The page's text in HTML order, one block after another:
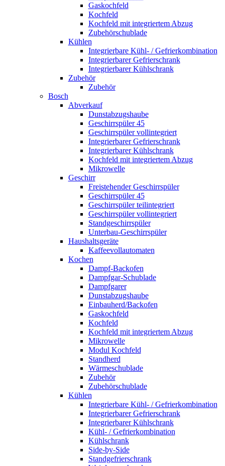
Gaskochfeld
Kochfeld
Kochfeld mit integriertem Abzug
Zubehörschublade
Kühlen
Integrierbare Kühl- / Gefrierkombination
Integrierbarer Gefrierschrank
Integrierbarer Kühlschrank
Zubehör
Zubehör
Bosch
Abverkauf
Dunstabzugshaube
Geschirrspüler 45
Geschirrspüler vollintegriert
Integrierbarer Gefrierschrank
Integrierbarer Kühlschrank
Kochfeld mit integriertem Abzug
Mikrowelle
Geschirr
Freistehender Geschirrspüler
Geschirrspüler 45
Geschirrspüler teilintegriert
Geschirrspüler vollintegriert
Standgeschirrspüler
Unterbau-Geschirrspüler
Haushaltsgeräte
Kaffeevollautomaten
Kochen
Dampf-Backofen
Dampfgar-Schublade
Dampfgarer
Dunstabzugshaube
Einbauherd/Backofen
Gaskochfeld
Kochfeld
Kochfeld mit integriertem Abzug
Mikrowelle
Modul Kochfeld
Standherd
Wärmeschublade
Zubehör
Zubehörschublade
Kühlen
Integrierbare Kühl- / Gefrierkombination
Integrierbarer Gefrierschrank
Integrierbarer Kühlschrank
Kühl- / Gefrierkombination
Kühlschrank
Side-by-Side
Standgefrierschrank